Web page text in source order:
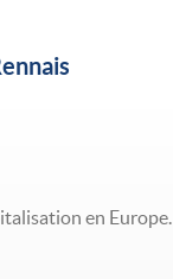
en Europe.